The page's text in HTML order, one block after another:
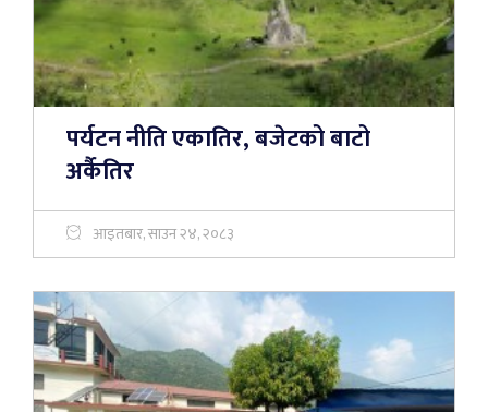
पर्यटन नीति एकातिर, बजेटको बाटो
अर्कैतिर
आइतबार, साउन २४, २०८३